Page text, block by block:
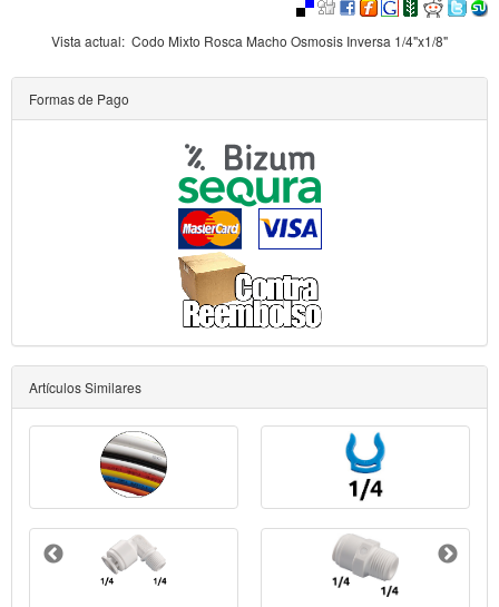
Vista actual: Codo Mixto Rosca Macho Osmosis Inversa 1/4"x1/8"
Formas de Pago
Artículos Similares